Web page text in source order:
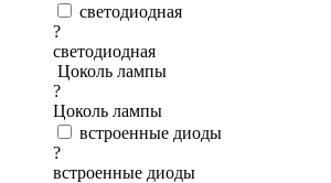
светодиодная
?
светодиодная
Цоколь лампы
?
Цоколь лампы
встроенные диоды
?
встроенные диоды